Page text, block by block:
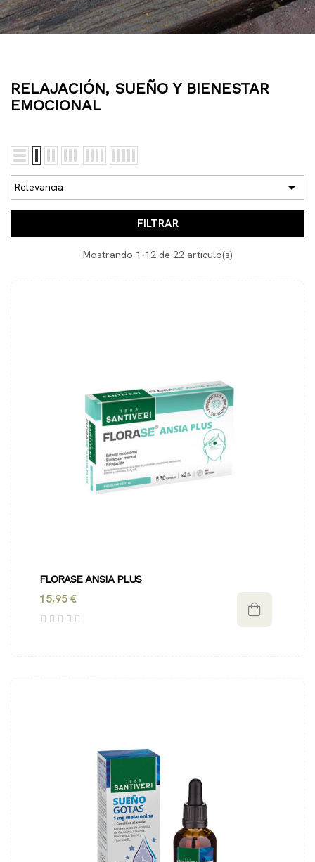
RELAJACIÓN, SUEÑO Y BIENESTAR
EMOCIONAL
Relevancia 
FILTRAR
Mostrando 1-12 de 22 artículo(s)
FLORASE ANSIA PLUS
15,95 €